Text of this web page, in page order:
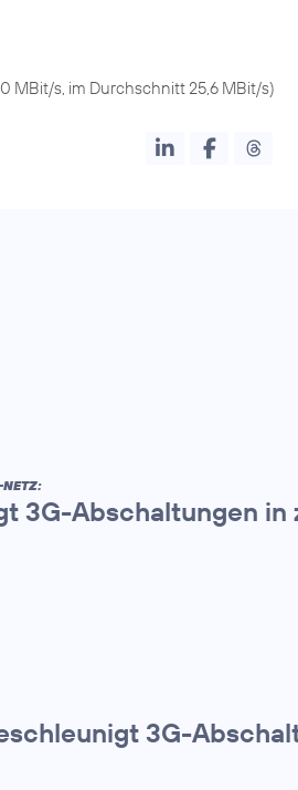
MBit/s, im Durchschnitt 25,6 MBit/s)
NETZ:
3G-Abschaltungen in
3G-